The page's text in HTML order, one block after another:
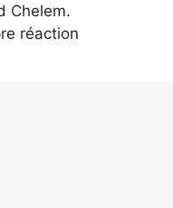
Chelem.
réaction